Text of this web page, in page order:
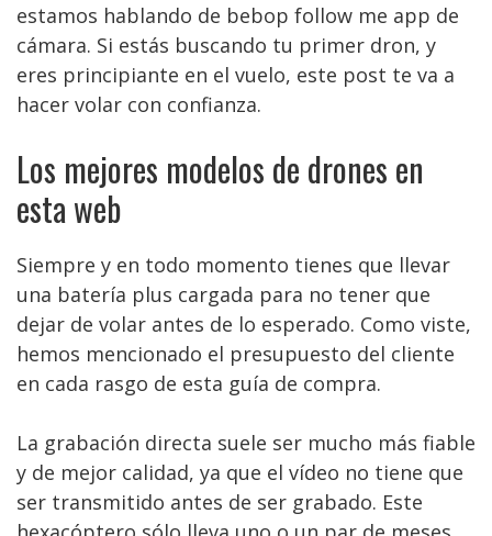
estamos hablando de bebop follow me app de
cámara. Si estás buscando tu primer dron, y
eres principiante en el vuelo, este post te va a
hacer volar con confianza.
Los mejores modelos de drones en
esta web
Siempre y en todo momento tienes que llevar
una batería plus cargada para no tener que
dejar de volar antes de lo esperado. Como viste,
hemos mencionado el presupuesto del cliente
en cada rasgo de esta guía de compra.
La grabación directa suele ser mucho más fiable
y de mejor calidad, ya que el vídeo no tiene que
ser transmitido antes de ser grabado. Este